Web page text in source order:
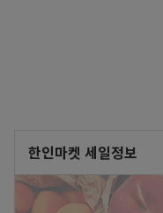
한인마켓 세일정보